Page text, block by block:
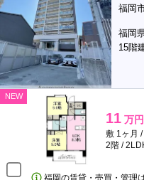
福岡
福岡
15階
NEW
11 万円
敷 1ヶ月 /
2階 /
福岡の賃貸・売買・管理